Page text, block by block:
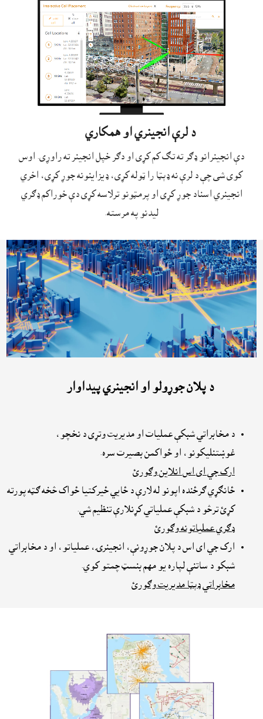
د لرې انجينري او همکاري
دې انجينرانو ډګر ته تګ کم کړى او دګر خپل انجينر ته راوړى. اوس
کوى شى چې د لرې نه ډېټا را ټوله کړى، ډيزاينونه جوړ کړى، اخري
انجينري اسناد جوړ کړى او پرمټونو ترلاسه کړى دې خوراکم ډګري
ليدنو په مرسته.
د پلان جوړولو او انجينري پيداوار
د مخابراتي شبکې عملیات او مدیریت وتړى د نخچو،
غوښتنلیکونو، او ځواکمن بصیرت سره.
ارک جي اى اس انلاين وګورئ
ځانګړي ګرځنده اپونو له لارې د ځايي ځيرکتيا ځواک څخه ګټه پورته
کړئ ترڅو د شبکې عملیاتي کړنلارې تنظیم شي.
ډګري عملياتونه وګورئ
ارک جي اى اس د پلان جوړونې، انجینرۍ، عملیاتو، او د مخابراتي
شبکو د ساتنې لپاره یو مهم بنسټ چمتو کوي.
مخابراتي ډېټا مديريت وګورئ